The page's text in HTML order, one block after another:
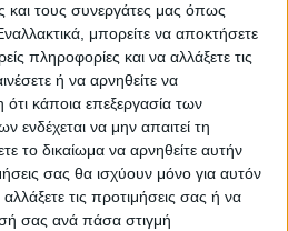
και τους συνεργάτες μας όπως
μπορείτε να αποκτήσετε
πληροφορίες και να αλλάξετε τις
ή να αρνηθείτε να
κάποια επεξεργασία των
να μην απαιτεί τη
το δικαίωμα να αρνηθείτε αυτήν
σας θα ισχύουν μόνο για αυτόν
τις προτιμήσεις σας ή να
σας ανά πάσα στιγμή
Ομάδα ΝΕΟΣ ΑΓΩΝ
neosagon.gr
Πρωινή Εφημερίδα της Καρδίτσας